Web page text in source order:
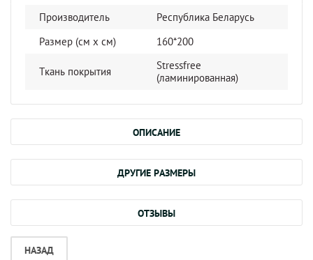
Производитель
Республика Беларусь
Размер (см x cм)
160*200
Ткань покрытия
Stressfree
(ламинированная)
ОПИСАНИЕ
ДРУГИЕ РАЗМЕРЫ
ОТЗЫВЫ
НАЗАД